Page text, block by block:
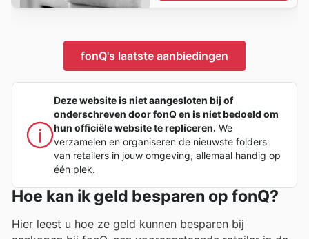
fonQ's laatste aanbiedingen
Deze website is niet aangesloten bij of
onderschreven door fonQ en is niet bedoeld om
hun officiële website te repliceren. We
verzamelen en organiseren de nieuwste folders
van retailers in jouw omgeving, allemaal handig op
één plek.
Hoe kan ik geld besparen op fonQ?
Hier leest u hoe ze geld kunnen besparen bij